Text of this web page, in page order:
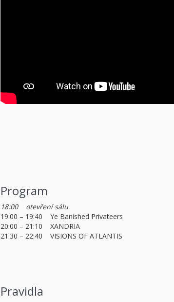
Program
18:00 otevření sálu
19:00 – 19:40 Ye Banished Privateers
20:00 – 21:10 XANDRIA
21:30 – 22:40 VISIONS OF ATLANTIS
Pravidla